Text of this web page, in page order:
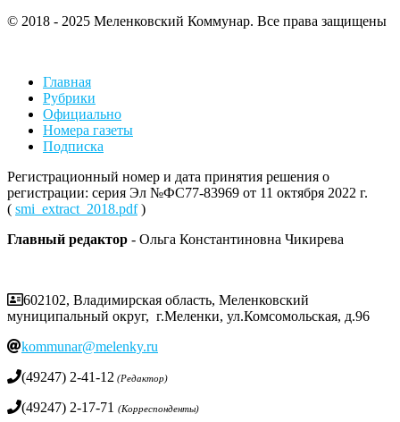
© 2018 - 2025 Меленковский Коммунар. Все права защищены
Главная
Рубрики
Официально
Номера газеты
Подписка
Регистрационный номер и дата принятия решения о
регистрации: серия Эл №ФС77-83969 от 11 октября 2022 г.
( smi_extract_2018.pdf)
Главный редактор - Ольга Константиновна Чикирева
602102, Владимирская область, Меленковский
муниципальный округ, г.Меленки, ул.Комсомольская, д.96
kommunar@melenky.ru
(49247) 2-41-12 (Редактор)
(49247) 2-17-71 (Корреспонденты)